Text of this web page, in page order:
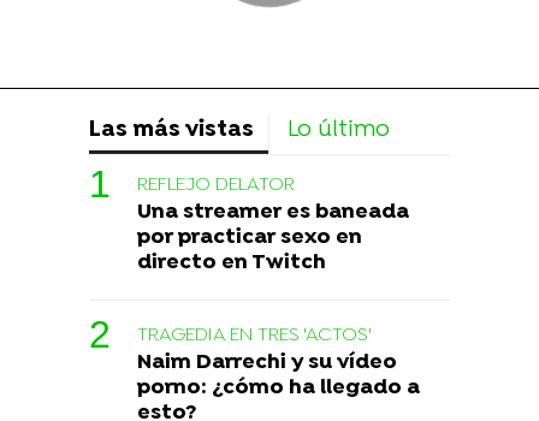
Las más vistas Lo último
REFLEJO DELATOR
Una streamer es baneada
por practicar sexo en
directo en Twitch
TRAGEDIA EN TRES 'ACTOS'
Naim Darrechi y su vídeo
porno: ¿cómo ha llegado a
esto?